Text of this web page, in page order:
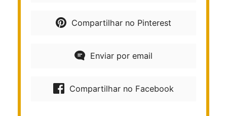
Compartilhar no Pinterest
Enviar por email
Compartilhar no Facebook